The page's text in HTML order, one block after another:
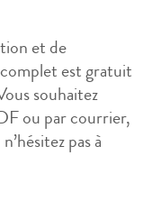
et de
complet est gratuit
souhaitez
ou par courrier,
pas à